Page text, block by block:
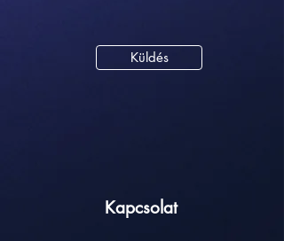
Küldés
Kapcsolat